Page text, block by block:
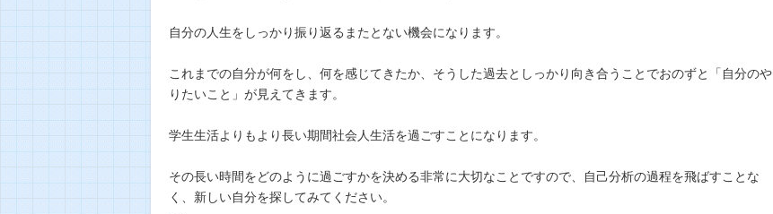
自分の人生をしっかり振り返るまたとない機会になります。
これまでの自分が何をし、何を感じてきたか、そうした過去としっかり向き合うことでおのずと「自分のや
りたいこと」が見えてきます。
学生生活よりもより長い期間社会人生活を過ごすことになります。
その長い時間をどのように過ごすかを決める非常に大切なことですので、自己分析の過程を飛ばすことな
く、新しい自分を探してみてください。